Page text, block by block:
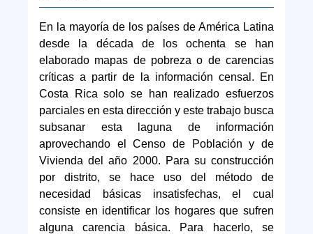
En la mayoría de los países de América Latina
desde la década de los ochenta se han
elaborado mapas de pobreza o de carencias
críticas a partir de la información censal. En
Costa Rica solo se han realizado esfuerzos
parciales en esta dirección y este trabajo busca
subsanar esta laguna de información
aprovechando el Censo de Población y de
Vivienda del año 2000. Para su construcción
por distrito, se hace uso del método de
necesidad básicas insatisfechas, el cual
consiste en identificar los hogares que sufren
alguna carencia básica. Para hacerlo, se